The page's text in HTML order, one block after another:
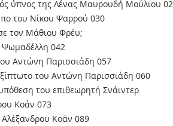
ύπνος της Λένας Μαυρουδή Μούλιου
του Νίκου Ψαρρού 030
τον Μάθιου Φρέυ;
042
Αντώνη Παρισσιάδη 057
του Αντώνη Παρισσιάδη 060
του επιθεωρητή Σνάιντερ
Κοάν 073
Κοάν 089